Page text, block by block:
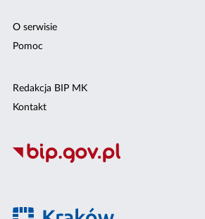
O serwisie
Pomoc
Redakcja BIP MK
Kontakt